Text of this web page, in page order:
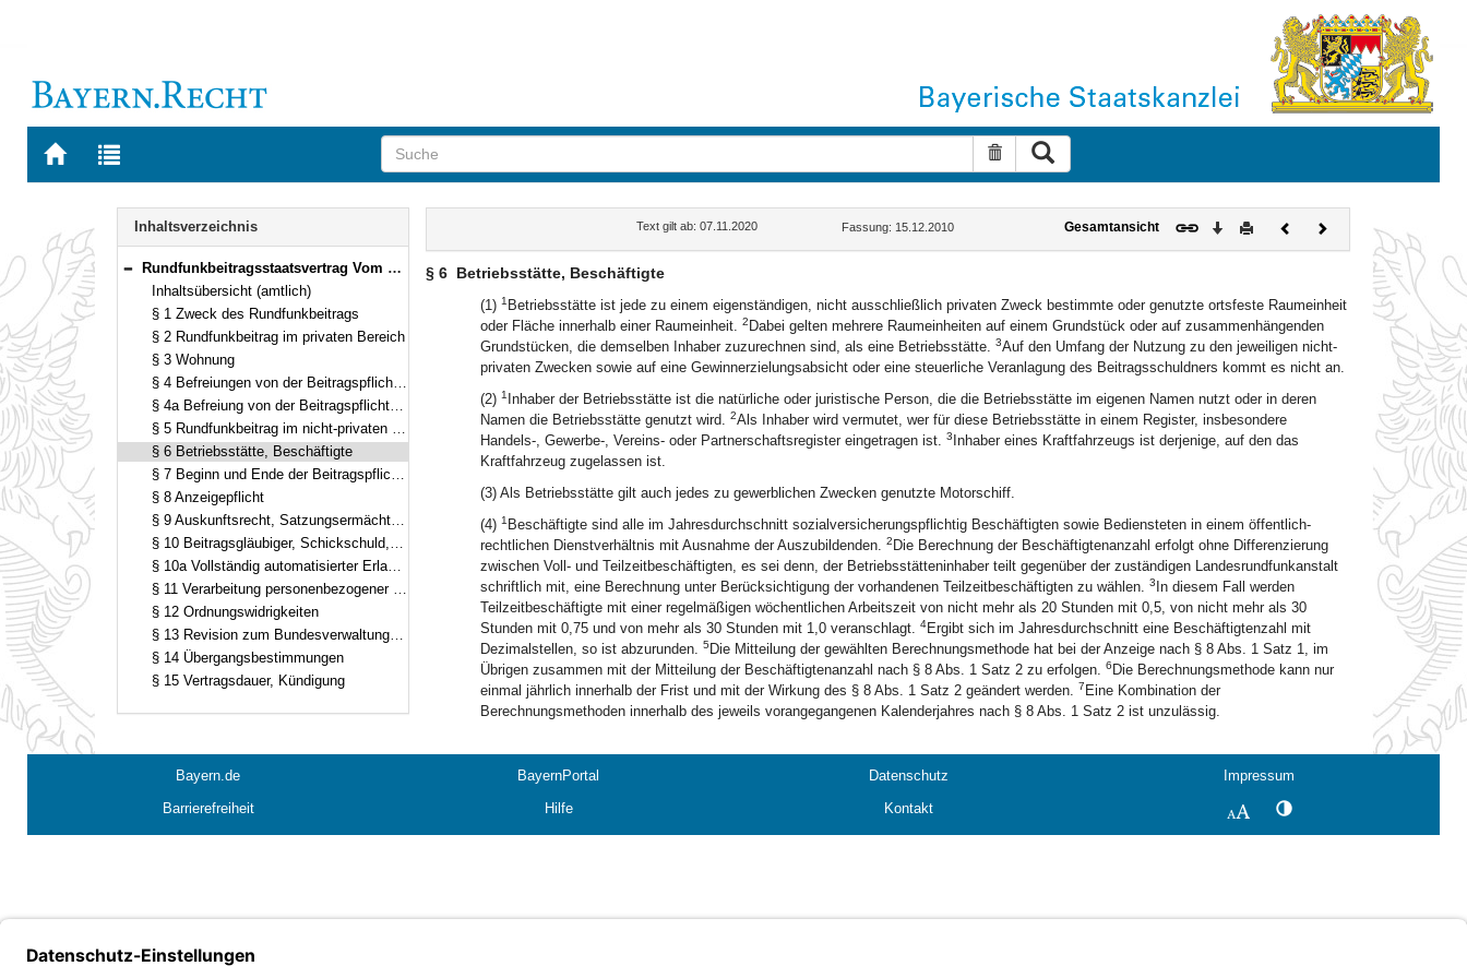
Zur
BAYERN.RECHT
Zur
letzten
Suche zurücksetzen
Navigation
Inhaltsverzeichnis
Bereich reduzieren
Rundfunkbeitragsstaatsvertrag Vom 15. Dezember 2010 (§§ 1–15)
Inhaltsübersicht (amtlich)
§ 1 Zweck des Rundfunkbeitrags
§ 2 Rundfunkbeitrag im privaten Bereich
§ 3 Wohnung
§ 4 Befreiungen von der Beitragspflicht, Ermäßigung
§ 4a Befreiung von der Beitragspflicht für Nebenwohnungen
§ 5 Rundfunkbeitrag im nicht-privaten Bereich
§ 6 Betriebsstätte, Beschäftigte
§ 7 Beginn und Ende der Beitragspflicht, Zahlungsweise, Verjährung
§ 8 Anzeigepflicht
§ 9 Auskunftsrecht, Satzungsermächtigung
§ 10 Beitragsgläubiger, Schickschuld, Erstattung, Vollstreckung
§ 10a Vollständig automatisierter Erlass von Bescheiden
§ 11 Verarbeitung personenbezogener Daten
§ 12 Ordnungswidrigkeiten
§ 13 Revision zum Bundesverwaltungsgericht
§ 14 Übergangsbestimmungen
§ 15 Vertragsdauer, Kündigung
Text gilt ab: 07.11.2020 Fassung: 15.12.2010 Gesamtansicht Download
DruckenVorherigesNächstes
Dokument
§ 6 Betriebsstätte, Beschäftigte
(1) 1 Betriebsstätte ist jede zu einem eigenständigen, nicht ausschließlich privaten Zweck bestimmte oder genutzte ortsfeste Raumeinheit
oder Fläche innerhalb einer Raumeinheit. 2 Dabei gelten mehrere Raumeinheiten auf einem Grundstück oder auf zusammenhängenden
Grundstücken, die demselben Inhaber zuzurechnen sind, als eine Betriebsstätte. 3Auf den Umfang der Nutzung zu den jeweiligen nicht-
privaten Zwecken sowie auf eine Gewinnerzielungsabsicht oder eine steuerliche Veranlagung des Beitragsschuldners kommt es nicht an.
(2) 1 Inhaber der Betriebsstätte ist die natürliche oder juristische Person, die die Betriebsstätte im eigenen Namen nutzt oder in deren
Namen die Betriebsstätte genutzt wird. 2Als Inhaber wird vermutet, wer für diese Betriebsstätte in einem Register, insbesondere
Handels-, Gewerbe-, Vereins- oder Partnerschaftsregister eingetragen ist. 3 Inhaber eines Kraftfahrzeugs ist derjenige, auf den das
Kraftfahrzeug zugelassen ist.
(3) Als Betriebsstätte gilt auch jedes zu gewerblichen Zwecken genutzte Motorschiff.
(4) 1 Beschäftigte sind alle im Jahresdurchschnitt sozialversicherungspflichtig Beschäftigten sowie Bediensteten in einem öffentlich-
rechtlichen Dienstverhältnis mit Ausnahme der Auszubildenden. 2 Die Berechnung der Beschäftigtenanzahl erfolgt ohne Differenzierung
zwischen Voll- und Teilzeitbeschäftigten, es sei denn, der Betriebsstätteninhaber teilt gegenüber der zuständigen Landesrundfunkanstalt
schriftlich mit, eine Berechnung unter Berücksichtigung der vorhandenen Teilzeitbeschäftigten zu wählen. 3 In diesem Fall werden
Teilzeitbeschäftigte mit einer regelmäßigen wöchentlichen Arbeitszeit von nicht mehr als 20 Stunden mit 0,5, von nicht mehr als 30
Stunden mit 0,75 und von mehr als 30 Stunden mit 1,0 veranschlagt. 4Ergibt sich im Jahresdurchschnitt eine Beschäftigtenzahl mit
Dezimalstellen, so ist abzurunden. 5 Die Mitteilung der gewählten Berechnungsmethode hat bei der Anzeige nach § 8 Abs. 1 Satz 1, im
Übrigen zusammen mit der Mitteilung der Beschäftigtenanzahl nach § 8 Abs. 1 Satz 2 zu erfolgen. 6 Die Berechnungsmethode kann nur
einmal jährlich innerhalb der Frist und mit der Wirkung des § 8 Abs. 1 Satz 2 geändert werden. 7 Eine Kombination der
Berechnungsmethoden innerhalb des jeweils vorangegangenen Kalenderjahres nach § 8 Abs. 1 Satz 2 ist unzulässig.
Bayern.de BayernPortal Datenschutz
Impressum
Barrierefreiheit
Hilfe Kontakt SchriftgrößeKontrastwechsel